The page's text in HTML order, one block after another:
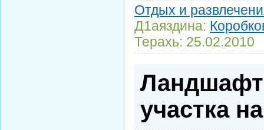
Отдых и
Д1аяздина:
Терахь: 25.02.2010
участка